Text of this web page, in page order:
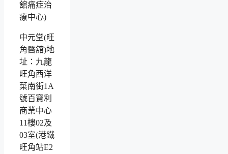
中元堂(旺
角醫舘)地
址：九龍
旺角西洋
菜南街1A
號百寶利
商業中心
11樓02及
03室(港鐵
旺角站E2